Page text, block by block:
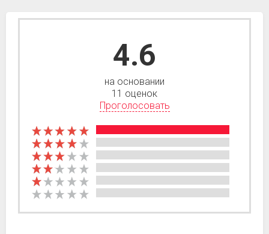
4.6
на основании
11 оценок
Проголосовать